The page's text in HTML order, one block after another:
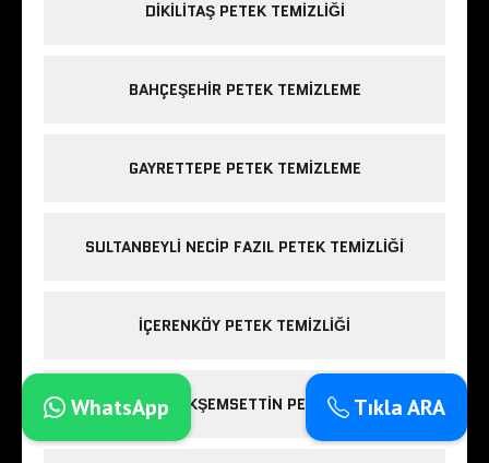
DIKILITAŞ PETEK TEMIZLIĞI
BAHÇEŞEHIR PETEK TEMIZLEME
GAYRETTEPE PETEK TEMIZLEME
SULTANBEYLI NECIP FAZIL PETEK TEMIZLIĞI
IÇERENKÖY PETEK TEMIZLIĞI
SULTANBEYLI AKŞEMSETTIN PETEK TEMIZLIĞI
Tıkla ARA
WhatsApp